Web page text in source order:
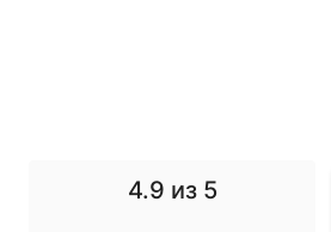
4.9 из 5